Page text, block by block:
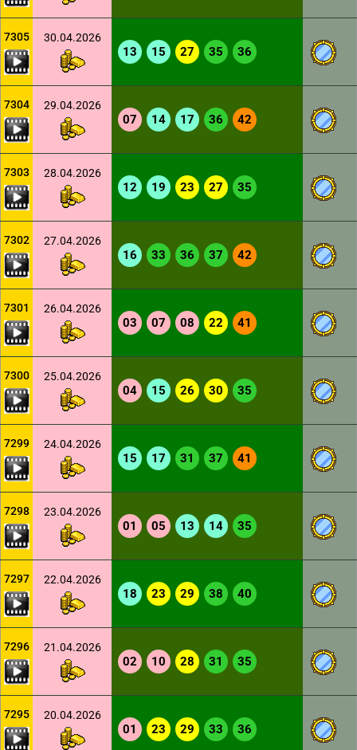
7305 30.04.2026
13 15 27 35 36
7304 29.04.2026
07 14 17 36 42
7303 28.04.2026
12 19 23 27 35
7302 27.04.2026
16 33 36 37 42
7301 26.04.2026
03 07 08 22 41
7300 25.04.2026
04 15 26 30 35
7299 24.04.2026
15 17 31 37 41
7298 23.04.2026
01 05 13 14 35
7297 22.04.2026
18 23 29 38 40
7296 21.04.2026
02 10 28 31 35
7295 20.04.2026
01 23 29 33 36